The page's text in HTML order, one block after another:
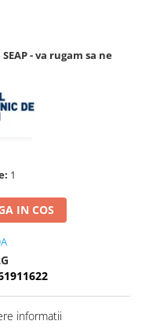
- va rugam sa ne
1
IN COS
informatii